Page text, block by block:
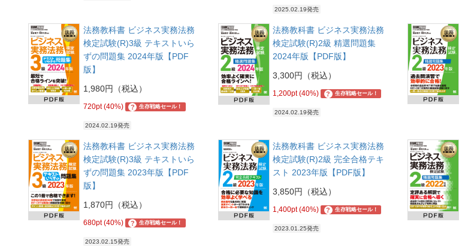
2025.02.19発売
法務教科書 ビジネス実務法務
検定試験(R)3級 テキストいら
ずの問題集 2024年版【PDF
版】
1,980円（税込）
720pt (40%) ? 生存戦略セール！
2024.02.19発売
法務教科書 ビジネス実務法務
検定試験(R)2級 精選問題集
2024年版【PDF版】
3,300円（税込）
1,200pt (40%) ? 生存戦略セール！
2024.02.19発売
法務教科書 ビジネス実務法務
検定試験(R)3級 テキストいら
ずの問題集 2023年版【PDF
版】
1,870円（税込）
680pt (40%) ? 生存戦略セール！
2023.02.15発売
法務教科書 ビジネス実務法務
検定試験(R)2級 完全合格テキ
スト 2023年版【PDF版】
3,850円（税込）
1,400pt (40%) ? 生存戦略セール！
2023.01.25発売